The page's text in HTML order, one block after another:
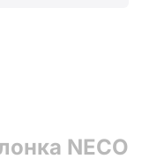
NECO